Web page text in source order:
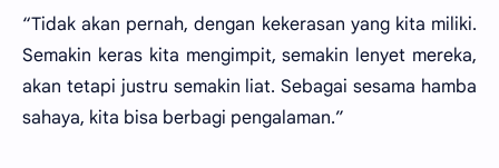
“Tidak akan pernah, dengan kekerasan yang kita miliki.
Semakin keras kita mengimpit, semakin lenyet mereka,
akan tetapi justru semakin liat. Sebagai sesama hamba
sahaya, kita bisa berbagi pengalaman.”